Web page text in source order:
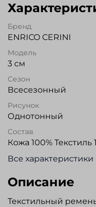
Бренд
ENRICO CERINI
Модель
3 см
Сезон
Всесезонный
Рисунок
Однотонный
Состав
Кожа 100% Текстиль
Все характеристики
Описание
Текстильный